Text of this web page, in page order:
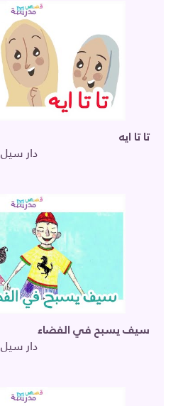
تا تا ايه
دار سيل
سيف يسبح في الفضاء
دار سيل